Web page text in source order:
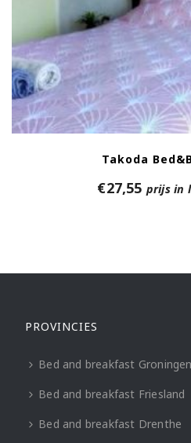
Takoda
€27,55 prijs in
PROVINCIES
Bed and breakfast Groningen
Bed and breakfast Friesland
Bed and breakfast Drenthe